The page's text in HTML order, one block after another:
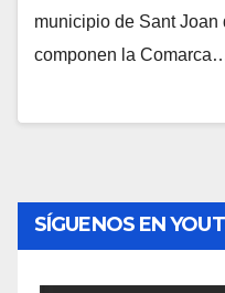
municipio de Sant Joan
componen la
SÍGUENOS EN